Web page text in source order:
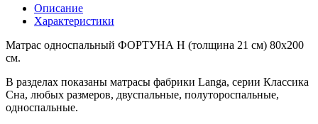
Описание
Характеристики
Матрас односпальный ФОРТУНА Н (толщина 21 см) 80х200
см.
В разделах показаны матрасы фабрики Langa, серии Классика
Сна, любых размеров, двуспальные, полутороспальные,
односпальные.